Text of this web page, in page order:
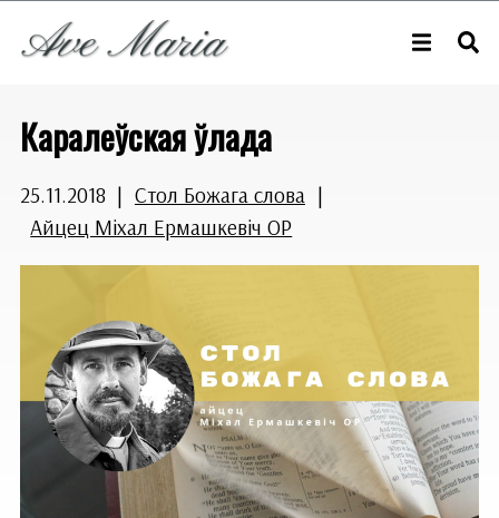
Каралеўская ўлада
25.11.2018 | Стол Божага слова |
Айцец Міхал Ермашкевіч OP